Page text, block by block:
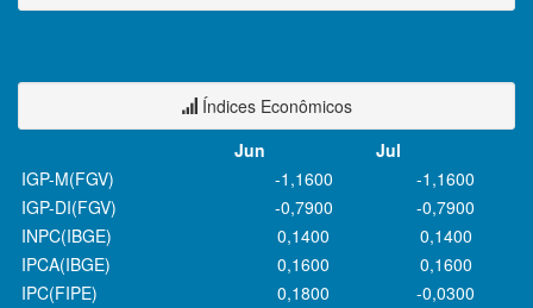
Índices Econômicos
Jun
Jul
IGP-M(FGV)
-1,1600
-1,1600
IGP-DI(FGV)
-0,7900
-0,7900
INPC(IBGE)
0,1400
0,1400
IPCA(IBGE)
0,1600
0,1600
IPC(FIPE)
0,1800
-0,0300